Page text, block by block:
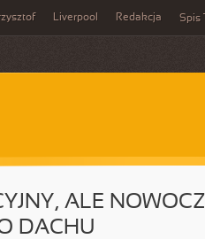
Liverpool Redakcja Spis
ALE
DACHU